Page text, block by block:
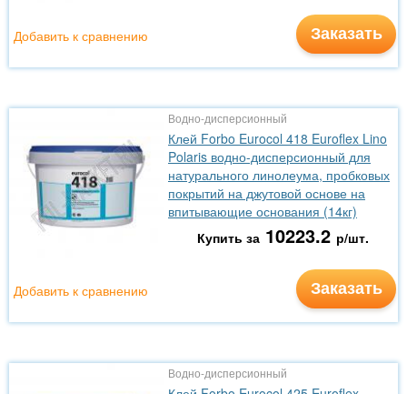
Заказать
Добавить к сравнению
Водно-дисперсионный
Клей Forbo Eurocol 418 Euroflex Lino
Polaris водно-дисперсионный для
натурального линолеума, пробковых
покрытий на джутовой основе на
впитывающие основания (14кг)
Купить за 10223.2 р/шт.
Заказать
Добавить к сравнению
Водно-дисперсионный